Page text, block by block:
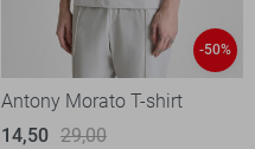
-50%
Antony Morato T-shirt
14,50 29,00